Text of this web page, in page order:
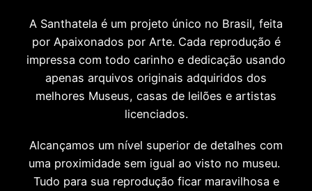
A Santhatela é um projeto único no Brasil, feita
por Apaixonados por Arte. Cada reprodução é
impressa com todo carinho e dedicação usando
apenas arquivos originais adquiridos dos
melhores Museus, casas de leilões e artistas
licenciados.
Alcançamos um nível superior de detalhes com
uma proximidade sem igual ao visto no museu.
Tudo para sua reprodução ficar maravilhosa e